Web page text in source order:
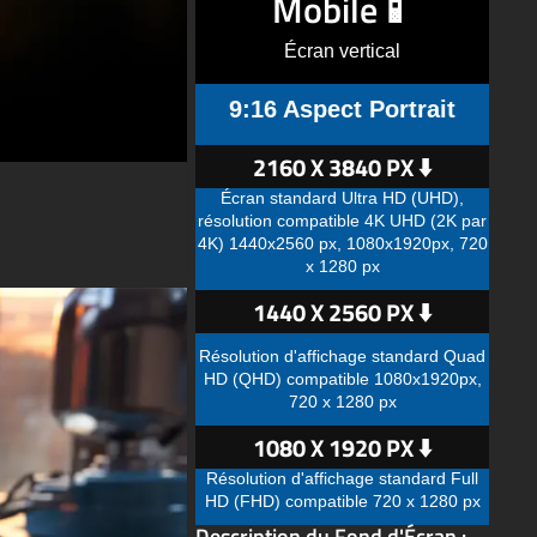
Écran vertical
9:16 Aspect Portrait
2160 X 3840 PX ⬇️
Écran standard Ultra HD (UHD),
résolution compatible 4K UHD (2K par
4K) 1440x2560 px, 1080x1920px, 720
x 1280 px
1440 X 2560 PX ⬇️
Résolution d'affichage standard Quad
HD (QHD) compatible 1080x1920px,
720 x 1280 px
1080 X 1920 PX ⬇️
Résolution d'affichage standard Full
HD (FHD) compatible 720 x 1280 px